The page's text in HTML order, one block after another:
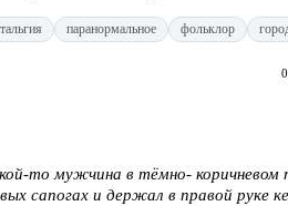
паранормальное фольклор
то мужчина в тёмно- коричневом
сапогах и держал в правой руке